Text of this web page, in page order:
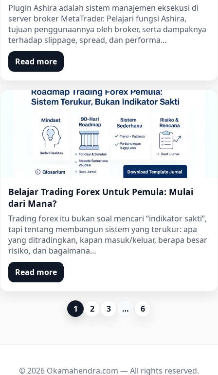
Plugin Ashira adalah sistem manajemen eksekusi di
server broker MetaTrader. Pelajari fungsi Ashira,
tujuan penggunaannya oleh broker, serta dampaknya
terhadap slippage, spread, dan performa…
Read more
Belajar Trading Forex Untuk Pemula: Mulai
dari Mana?
Trading forex itu bukan soal mencari “indikator sakti”,
tapi tentang membangun sistem yang terukur: apa
yang ditradingkan, kapan masuk/keluar, berapa besar
risiko, dan bagaimana…
Read more
1 2 3 … 6
© 2026 Okamahendra.com — All rights reserved.